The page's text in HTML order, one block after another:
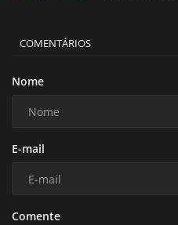
COMENTÁRIOS
Nome
E-mail
Comente